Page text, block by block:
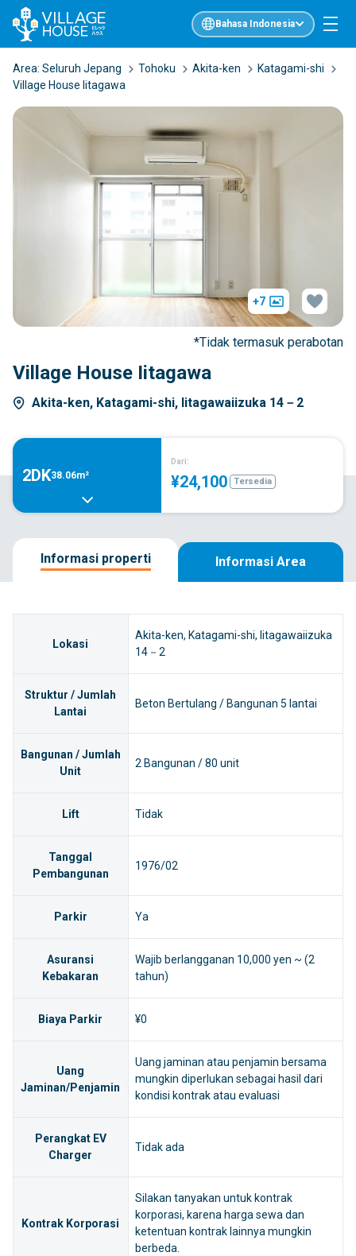
Bahasa Indonesia
Area: Seluruh Jepang Tohoku Akita-ken
Katagami-shi
Village House Iitagawa
Village House Iitagawa
Akita-ken, Katagami-shi, Iitagawaiizuka 14－2
+7
*Tidak termasuk perabotan
2DK38.06m²
Dari:
¥24,100 Tersedia
Informasi properti Informasi Area
Lokasi
Akita-ken, Katagami-shi, Iitagawaiizuka
14－2
Struktur / Jumlah
Lantai
Beton Bertulang / Bangunan 5 lantai
Bangunan / Jumlah
Unit
2 Bangunan / 80 unit
Lift Tidak
Tanggal
Pembangunan
1976/02
Parkir Ya
Asuransi
Kebakaran
Wajib berlangganan 10,000 yen ~ (2
tahun)
Biaya Parkir ¥0
Uang
Jaminan/Penjamin
Uang jaminan atau penjamin bersama
mungkin diperlukan sebagai hasil dari
kondisi kontrak atau evaluasi
Perangkat EV
Charger
Tidak ada
Kontrak Korporasi
Silakan tanyakan untuk kontrak
korporasi, karena harga sewa dan
ketentuan kontrak lainnya mungkin
berbeda.